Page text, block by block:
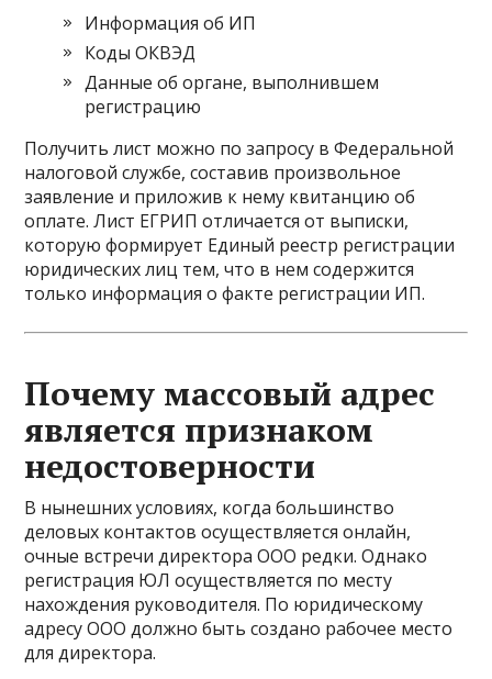
Информация об ИП
Коды ОКВЭД
Данные об органе, выполнившем
регистрацию
Получить лист можно по запросу в Федеральной
налоговой службе, составив произвольное
заявление и приложив к нему квитанцию об
оплате. Лист ЕГРИП отличается от выписки,
которую формирует Единый реестр регистрации
юридических лиц тем, что в нем содержится
только информация о факте регистрации ИП.
Почему массовый адрес
является признаком
недостоверности
В нынешних условиях, когда большинство
деловых контактов осуществляется онлайн,
очные встречи директора ООО редки. Однако
регистрация ЮЛ осуществляется по месту
нахождения руководителя. По юридическому
адресу ООО должно быть создано рабочее место
для директора.